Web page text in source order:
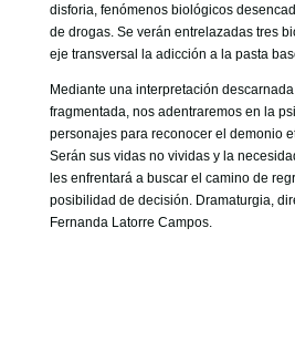
disforia, fenómenos biológicos
de drogas. Se verán entrelazadas tres
eje transversal la adicción a la pasta
Mediante una interpretación
fragmentada, nos adentraremos en la
personajes para reconocer el demonio
Serán sus vidas no vividas y la
les enfrentará a buscar el camino de
posibilidad de decisión. Dramaturgia,
Fernanda Latorre Campos.